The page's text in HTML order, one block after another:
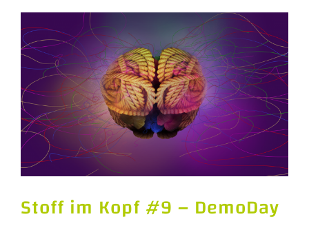
Stoff im Kopf #9 – DemoDay